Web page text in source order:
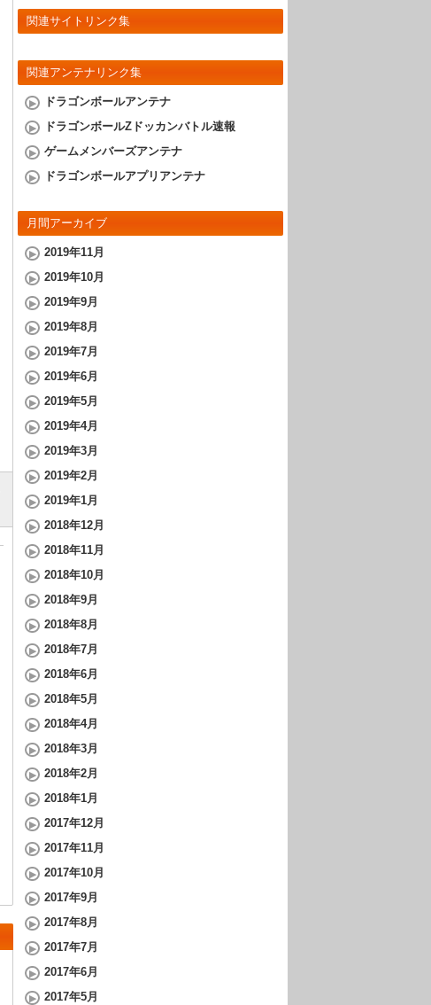
関連サイトリンク集
関連アンテナリンク集
ドラゴンボールアンテナ
ドラゴンボールZドッカンバトル速報
ゲームメンバーズアンテナ
ドラゴンボールアプリアンテナ
月間アーカイブ
2019年11月
2019年10月
2019年9月
2019年8月
2019年7月
2019年6月
2019年5月
2019年4月
2019年3月
2019年2月
2019年1月
2018年12月
2018年11月
2018年10月
2018年9月
2018年8月
2018年7月
2018年6月
2018年5月
2018年4月
2018年3月
2018年2月
2018年1月
2017年12月
2017年11月
2017年10月
2017年9月
2017年8月
2017年7月
2017年6月
2017年5月